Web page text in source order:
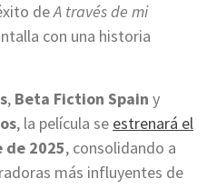
deA través de mi
con una historia
, Beta Fiction Spain y
, la película se estrenará el
de 2025, consolidando a
más influyentes de